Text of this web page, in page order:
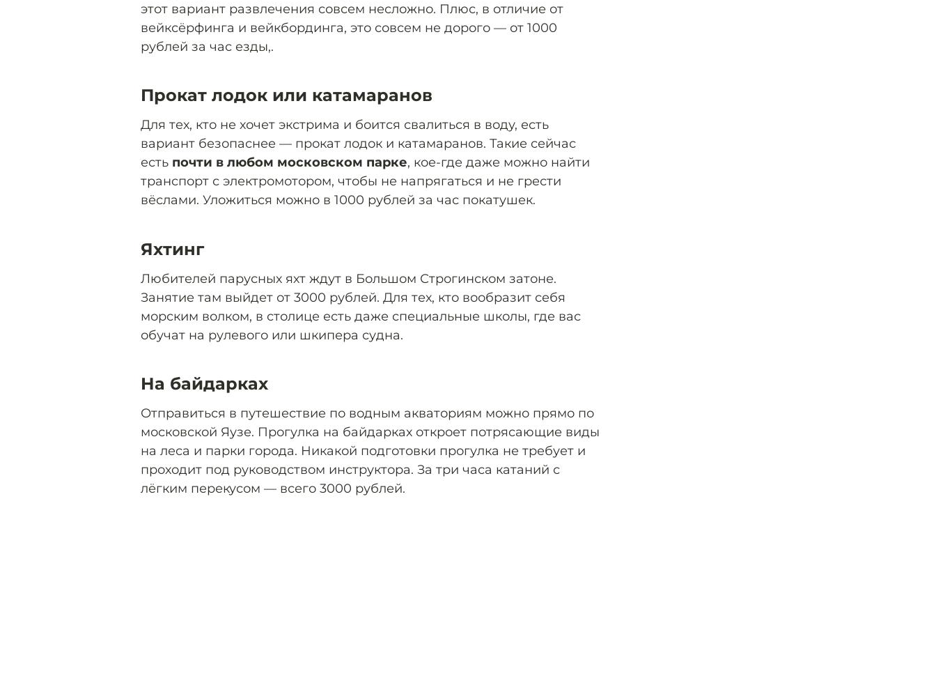
этот вариант развлечения совсем несложно. Плюс, в отличие от
вейксёрфинга и вейкбординга, это совсем не дорого — от 1000
рублей за час езды,.
Прокат лодок или катамаранов
Для тех, кто не хочет экстрима и боится свалиться в воду, есть
вариант безопаснее — прокат лодок и катамаранов. Такие сейчас
есть почти в любом московском парке, кое-где даже можно найти
транспорт с электромотором, чтобы не напрягаться и не грести
вёслами. Уложиться можно в 1000 рублей за час покатушек.
Яхтинг
Любителей парусных яхт ждут в Большом Строгинском затоне.
Занятие там выйдет от 3000 рублей. Для тех, кто вообразит себя
морским волком, в столице есть даже специальные школы, где вас
обучат на рулевого или шкипера судна.
На байдарках
Отправиться в путешествие по водным акваториям можно прямо по
московской Яузе. Прогулка на байдарках откроет потрясающие виды
на леса и парки города. Никакой подготовки прогулка не требует и
проходит под руководством инструктора. За три часа катаний с
лёгким перекусом — всего 3000 рублей.